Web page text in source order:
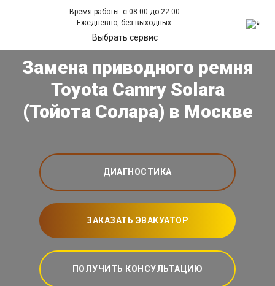
Время работы: с 08:00 до 22:00
Ежедневно, без выходных.
Выбрать сервис
Замена приводного ремня
Toyota Camry Solara
(Тойота Солара) в Москве
ДИАГНОСТИКА
ЗАКАЗАТЬ ЭВАКУАТОР
ПОЛУЧИТЬ КОНСУЛЬТАЦИЮ